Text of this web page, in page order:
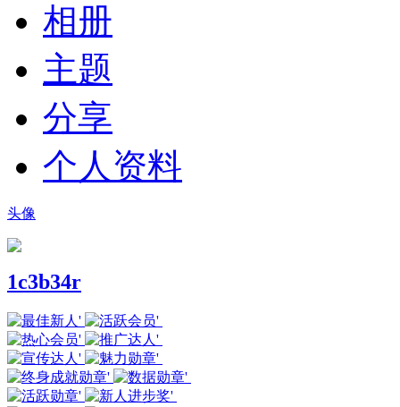
相册
主题
分享
个人资料
头像
1c3b34r